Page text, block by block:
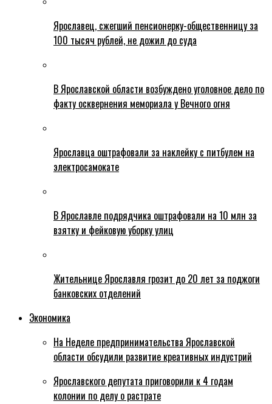
Ярославец, сжегший пенсионерку-общественницу за
100 тысяч рублей, не дожил до суда
В Ярославской области возбуждено уголовное дело по
факту осквернения мемориала у Вечного огня
Ярославца оштрафовали за наклейку с питбулем на
электросамокате
В Ярославле подрядчика оштрафовали на 10 млн за
взятку и фейковую уборку улиц
Жительнице Ярославля грозит до 20 лет за поджоги
банковских отделений
Экономика
На Неделе предпринимательства Ярославской
области обсудили развитие креативных индустрий
Ярославского депутата приговорили к 4 годам
колонии по делу о растрате